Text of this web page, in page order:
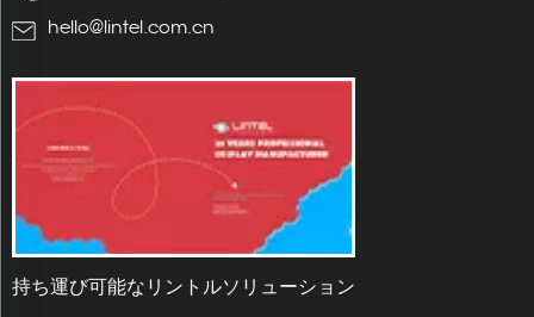
hello@lintel.com.cn
持ち運び可能なリントルソリューション